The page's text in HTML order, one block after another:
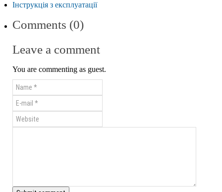
Інструкція з експлуатації
Comments (0)
Leave a comment
You are commenting as guest.